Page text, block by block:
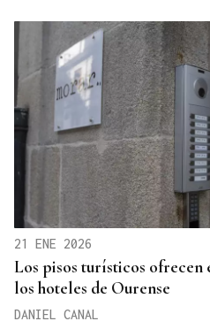
21 ENE 2026
Los pisos turísticos ofrecen
los hoteles de Ourense
DANIEL CANAL